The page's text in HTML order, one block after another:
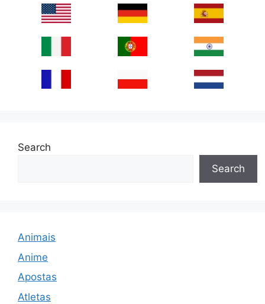
Search
Search
Animais
Anime
Apostas
Atletas